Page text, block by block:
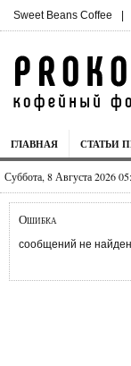
Sweet Beans Coffee |
ГЛАВНАЯ СТАТЬИ
Суббота, 8 Августа 2026
Ошибка
сообщений не